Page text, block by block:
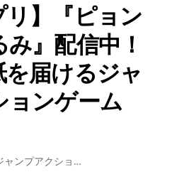
リ】『ピョン
』配信中！
届けるジャ
ョンゲーム
ャンプアクショ…